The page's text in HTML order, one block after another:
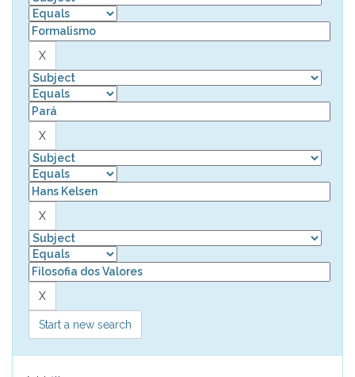
Start a new search